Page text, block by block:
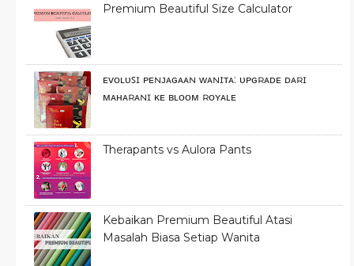
Premium Beautiful Size Calculator
ᴇᴠᴏʟᴜꜱɪ ᴘᴇɴᴊᴀɢᴀᴀɴ ᴡᴀɴɪᴛᴀ: ᴜᴘɢʀᴀᴅᴇ ᴅᴀʀɪ
ᴍᴀʜᴀʀᴀɴɪ ᴋᴇ ʙʟᴏᴏᴍ ʀᴏʏᴀʟᴇ
Therapants vs Aulora Pants
Kebaikan Premium Beautiful Atasi
Masalah Biasa Setiap Wanita